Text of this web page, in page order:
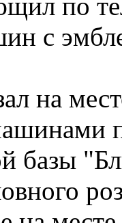
с
на
базы